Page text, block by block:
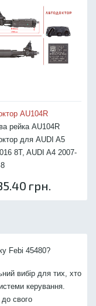
AU104R
рейка AU104R
для AUDI A5
8T, AUDI A4 2007-
грн.
Febi 45480?
вибір для тих, хто
керування.
свого